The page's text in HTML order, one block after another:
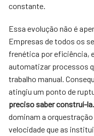
constante.
Essa evolução não é
Empresas de todos os
frenética por eficiência,
automatizar processos
trabalho manual.
atingiu um ponto de
preciso saber construí-la.
dominam a
velocidade que as